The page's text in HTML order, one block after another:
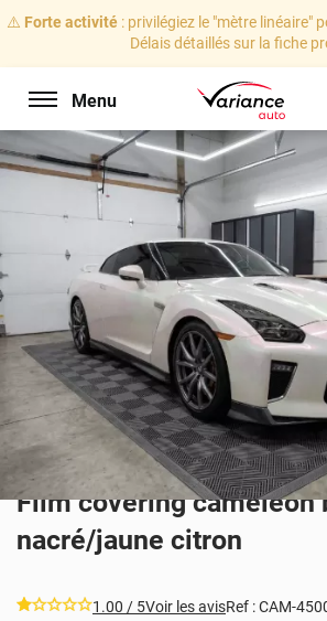
⚠️ Forte activité: privilégiez le "mètre linéaire"
Délais détaillés sur la fiche
Menu
Film covering caméléon
nacré/jaune citron
***** 1.00 / 5Voir les avisRef :CAM-